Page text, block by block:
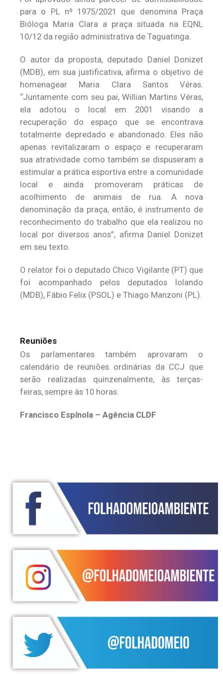
para o PL nº 1975/2021 que denomina Praça
Bióloga Maria Clara a praça situada na EQNL
10/12 da região administrativa de Taguatinga.
O autor da proposta, deputado Daniel Donizet
(MDB), em sua justificativa, afirma o objetivo de
homenagear Maria Clara Santos Véras.
“Juntamente com seu pai, Willian Martins Véras,
ela adotou o local em 2001 visando a
recuperação do espaço que se encontrava
totalmente depredado e abandonado. Eles não
apenas revitalizaram o espaço e recuperaram
sua atratividade como também se dispuseram a
estimular a prática esportiva entre a comunidade
local e ainda promoveram práticas de
acolhimento de animais de rua. A nova
denominação da praça, então, é instrumento de
reconhecimento do trabalho que ela realizou no
local por diversos anos”, afirma Daniel Donizet
em seu texto.
O relator foi o deputado Chico Vigilante (PT) que
foi acompanhado pelos deputados Iolando
(MDB), Fábio Felix (PSOL) e Thiago Manzoni (PL).
Reuniões
Os parlamentares também aprovaram o
calendário de reuniões ordinárias da CCJ que
serão realizadas quinzenalmente, às terças-
feiras, sempre às 10 horas.
Francisco Espínola – Agência CLDF